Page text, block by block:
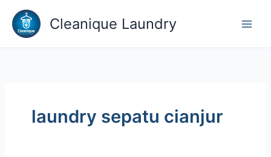
konten
Cleanique Laundry
laundry sepatu cianjur